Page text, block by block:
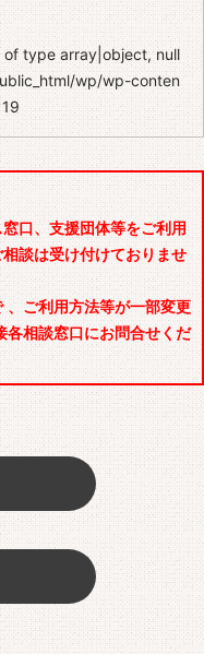
type array|object, null
wp/wp-conten
口、支援団体等をご利用
談は受け付けておりませ
、ご利用方法等が一部変更
各相談窓口にお問合せくだ